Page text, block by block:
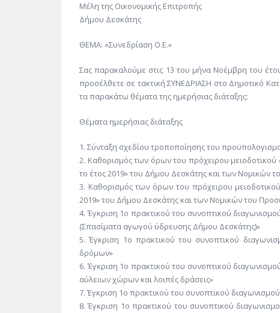
Μέλη της Οικονομικής Επιτροπής
Δήμου Δεσκάτης
ΘΕΜΑ: «Συνεδρίαση Ο.Ε.»
Σας παρακαλούμε στις 13 του μήνα Νοέμβρη του
προσέλθετε σε τακτική ΣΥΝΕΔΡΙΑΣΗ στο Δημοτικό
τα παρακάτω θέματα της ημερήσιας διάταξης:
Θέματα ημερήσιας διάταξης
1. Σύνταξη σχεδίου τροποποίησης του
2. Καθορισμός των όρων του πρόχειρου μειοδοτικού
το έτος 2019» του Δήμου Δεσκάτης και των Νομικών
3. Καθορισμός των όρων του πρόχειρου
2019» του Δήμου Δεσκάτης και των Νομικών του
4. Έγκριση 1ο πρακτικού του συνοπτικού
(Σπασίματα αγωγού ύδρευσης Δήμου Δεσκάτης)»
5. Έγκριση 1ο πρακτικού του συνοπτικού
δρόμων»
6. Έγκριση 1ο πρακτικού του συνοπτικού
αύλειων χώρων και λοιπές δράσεις»
7. Έγκριση 1ο πρακτικού του συνοπτικού
8. Έγκριση 1ο πρακτικού του συνοπτικού